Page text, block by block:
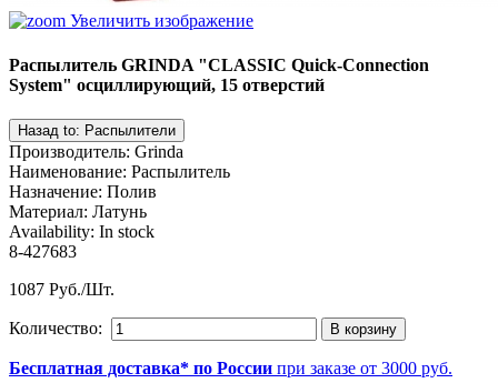
Увеличить изображение
Распылитель GRINDA "CLASSIC Quick-Connection
System" осциллирующий, 15 отверстий
Производитель: Grinda
Наименование: Распылитель
Назначение: Полив
Материал: Латунь
Availability: In stock
8-427683
1087 Руб./Шт.
Количество:
Бесплатная доставка* по России при заказе от 3000 руб.